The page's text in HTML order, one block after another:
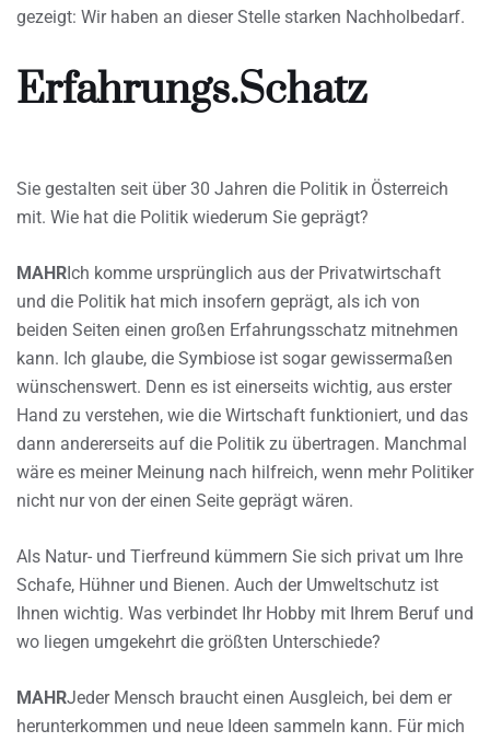
gezeigt: Wir haben an dieser Stelle starken Nachholbedarf.
Erfahrungs.Schatz
Sie gestalten seit über 30 Jahren die Politik in Österreich
mit. Wie hat die Politik wiederum Sie geprägt?
MAHRIch komme ursprünglich aus der Privatwirtschaft
und die Politik hat mich insofern geprägt, als ich von
beiden Seiten einen großen Erfahrungsschatz mitnehmen
kann. Ich glaube, die Symbiose ist sogar gewissermaßen
wünschenswert. Denn es ist einerseits wichtig, aus erster
Hand zu verstehen, wie die Wirtschaft funktioniert, und das
dann andererseits auf die Politik zu übertragen. Manchmal
wäre es meiner Meinung nach hilfreich, wenn mehr Politiker
nicht nur von der einen Seite geprägt wären.
Als Natur- und Tierfreund kümmern Sie sich privat um Ihre
Schafe, Hühner und Bienen. Auch der Umweltschutz ist
Ihnen wichtig. Was verbindet Ihr Hobby mit Ihrem Beruf und
wo liegen umgekehrt die größten Unterschiede?
MAHRJeder Mensch braucht einen Ausgleich, bei dem er
herunterkommen und neue Ideen sammeln kann. Für mich